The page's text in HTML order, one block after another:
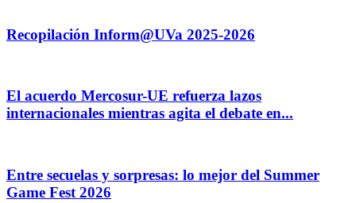
Recopilación Inform@UVa 2025-2026
El acuerdo Mercosur-UE refuerza lazos
internacionales mientras agita el debate en...
Entre secuelas y sorpresas: lo mejor del Summer
Game Fest 2026